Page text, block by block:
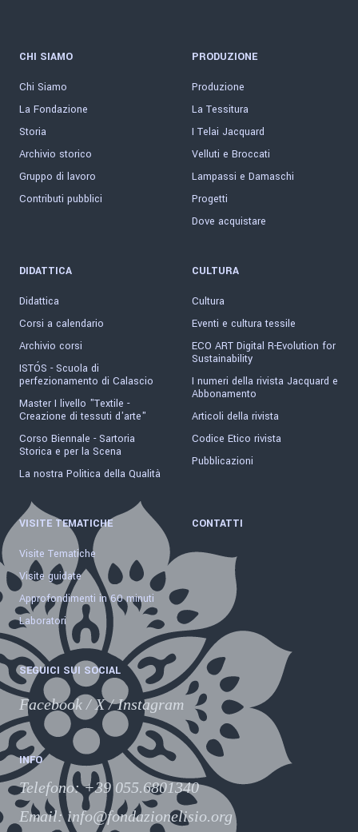
CHI SIAMO
Chi Siamo
La Fondazione
Storia
Archivio storico
Gruppo di lavoro
Contributi pubblici
PRODUZIONE
Produzione
La Tessitura
I Telai Jacquard
Velluti e Broccati
Lampassi e Damaschi
Progetti
Dove acquistare
DIDATTICA
Didattica
Corsi a calendario
Archivio corsi
ISTÓS - Scuola di
perfezionamento di Calascio
Master I livello "Textile -
Creazione di tessuti d'arte"
Corso Biennale - Sartoria
Storica e per la Scena
La nostra Politica della Qualità
CULTURA
Cultura
Eventi e cultura tessile
ECO ART Digital R-Evolution for
Sustainability
I numeri della rivista Jacquard e
Abbonamento
Articoli della rivista
Codice Etico rivista
Pubblicazioni
VISITE TEMATICHE
Visite Tematiche
Visite guidate
Approfondimenti in 60 minuti
Laboratori
CONTATTI
SEGUICI SUI SOCIAL
Facebook /X/Instagram
INFO
Telefono:+39 055.6801340
Email:info@fondazionelisio.org